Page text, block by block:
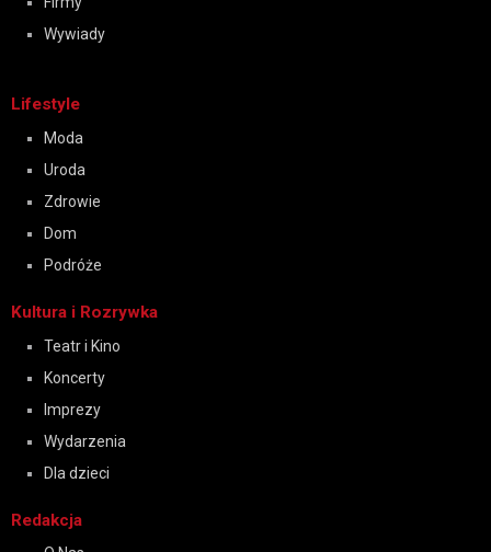
Wywiady
Lifestyle
Moda
Uroda
Zdrowie
Dom
Podróże
Kultura i Rozrywka
Teatr i Kino
Koncerty
Imprezy
Wydarzenia
Dla dzieci
Redakcja